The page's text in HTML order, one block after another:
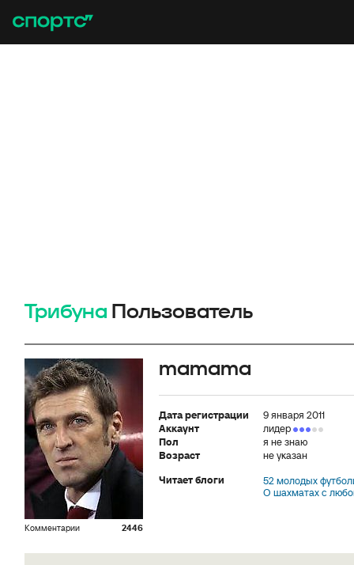
Трибуна Пользователь
Комментарии 2446
mamama
Дата регистрации
9 января 2011
Аккаунт
лидер
Пол
я не знаю
Возраст
не указан
Читает блоги
52 молодых
О шахматах с